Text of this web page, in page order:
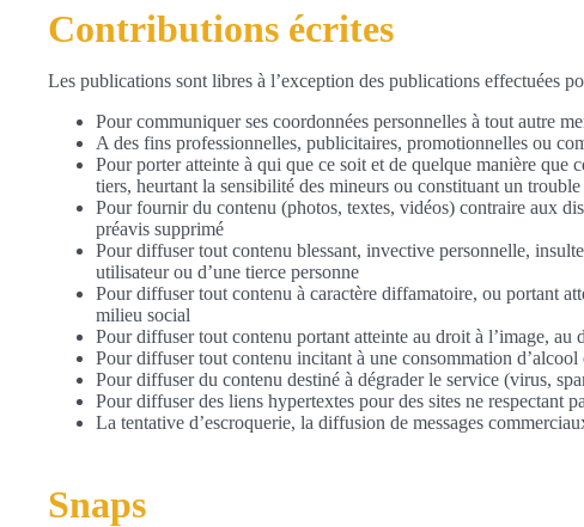
Contributions écrites
Les publications sont libres à l’exception des publications effectuées
Pour communiquer ses coordonnées personnelles à tout autre
A des fins professionnelles, publicitaires, promotionnelles ou
Pour porter atteinte à qui que ce soit et de quelque manière que
tiers, heurtant la sensibilité des mineurs ou constituant un
Pour fournir du contenu (photos, textes, vidéos) contraire aux
préavis supprimé
Pour diffuser tout contenu blessant, invective personnelle,
utilisateur ou d’une tierce personne
Pour diffuser tout contenu à caractère diffamatoire, ou portant
milieu social
Pour diffuser tout contenu portant atteinte au droit à l’image,
Pour diffuser tout contenu incitant à une consommation
Pour diffuser du contenu destiné à dégrader le service (virus,
Pour diffuser des liens hypertextes pour des sites ne respectant
La tentative d’escroquerie, la diffusion de messages
Snaps